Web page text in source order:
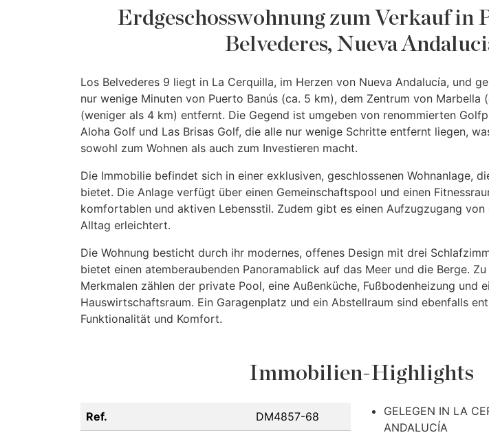
Erdgeschosswohnung zum Verkauf in
Belvederes, Nueva
Los Belvederes 9 liegt in La Cerquilla, im Herzen von Nueva Andalucía, und
nur wenige Minuten von Puerto Banús (ca. 5 km), dem Zentrum von Marbella
(weniger als 4 km) entfernt. Die Gegend ist umgeben von renommierten
Aloha Golf und Las Brisas Golf, die alle nur wenige Schritte entfernt liegen,
sowohl zum Wohnen als auch zum Investieren macht.
Die Immobilie befindet sich in einer exklusiven, geschlossenen Wohnanlage,
bietet. Die Anlage verfügt über einen Gemeinschaftspool und einen
komfortablen und aktiven Lebensstil. Zudem gibt es einen Aufzugzugang von
Alltag erleichtert.
Die Wohnung besticht durch ihr modernes, offenes Design mit drei
bietet einen atemberaubenden Panoramablick auf das Meer und die Berge.
Merkmalen zählen der private Pool, eine Außenküche, Fußbodenheizung und
Hauswirtschaftsraum. Ein Garagenplatz und ein Abstellraum sind ebenfalls
Funktionalität und Komfort.
Immobilien-Highlights
Ref. DM4857-68
GELEGEN IN LA
ANDALUCÍA